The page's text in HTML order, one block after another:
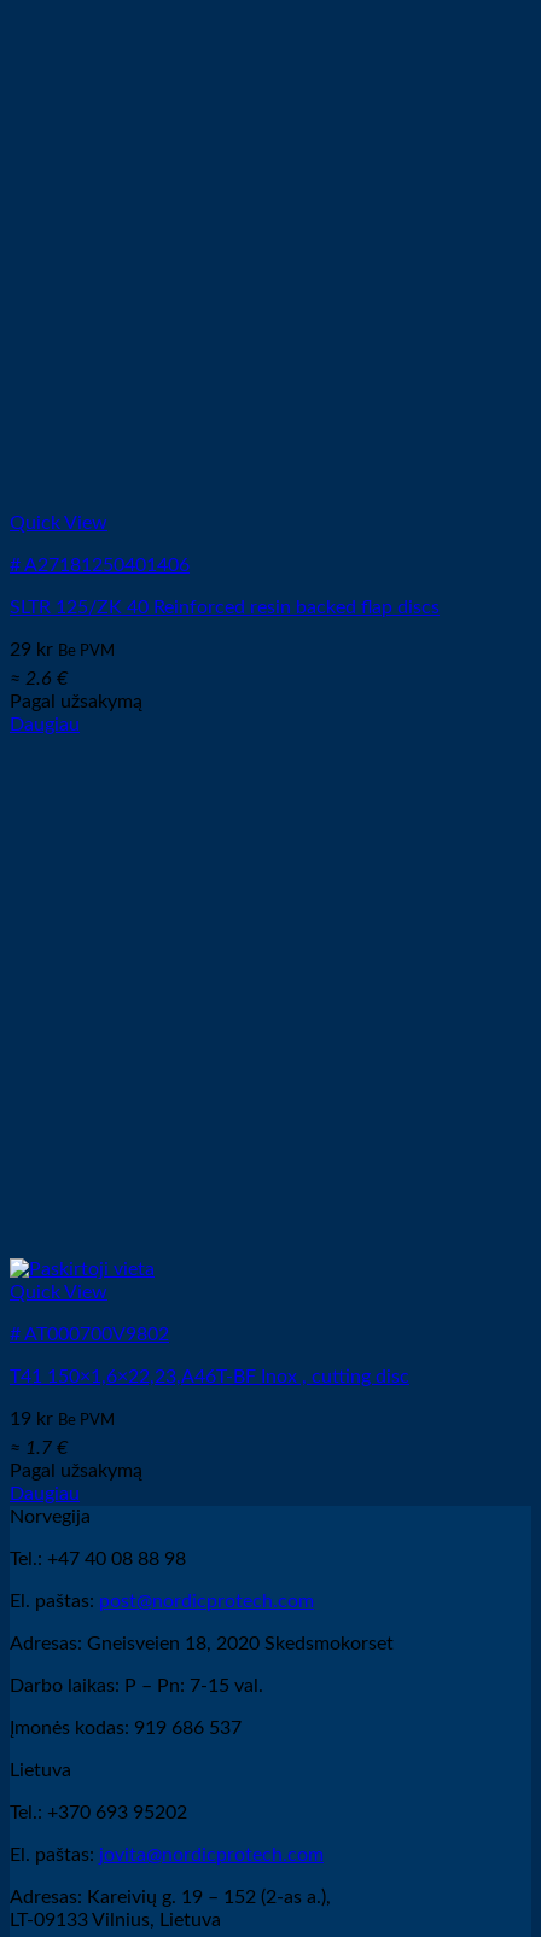
Quick View
# A27181250401406
SLTR 125/ZK 40 Reinforced resin backed flap discs
29 kr Be PVM
≈ 2.6 €
Pagal užsakymą
Daugiau
Quick View
# AT000700V9802
T41 150×1,6×22,23,A46T-BF Inox , cutting disc
19 kr Be PVM
≈ 1.7 €
Pagal užsakymą
Daugiau
Norvegija
Tel.: +47 40 08 88 98
El. paštas: post@nordicprotech.com
Adresas: Gneisveien 18, 2020 Skedsmokorset
Darbo laikas: P – Pn: 7-15 val.
Įmonės kodas: 919 686 537
Lietuva
Tel.: +370 693 95202
El. paštas: jovita@nordicprotech.com
Adresas: Kareivių g. 19 – 152 (2-as a.),
LT-09133 Vilnius, Lietuva